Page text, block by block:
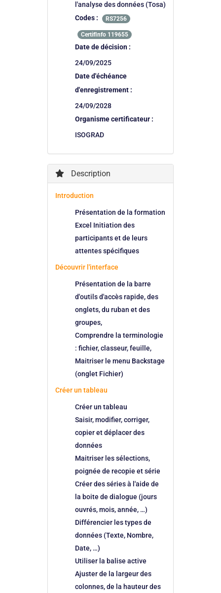
l'analyse des données (Tosa)
Codes :
RS7256
CertifInfo 119655
Date de décision :
24/09/2025
Date d'échéance
d'enregistrement :
24/09/2028
Organisme certificateur :
ISOGRAD
Description
Introduction
Présentation de la formation
Excel Initiation des
participants et de leurs
attentes spécifiques
Découvrir l'interface
Présentation de la barre
d'outils d'accès rapide, des
onglets, du ruban et des
groupes,
Comprendre la terminologie
: fichier, classeur, feuille,
Maitriser le menu Backstage
(onglet Fichier)
Créer un tableau
Créer un tableau
Saisir, modifier, corriger,
copier et déplacer des
données
Maitriser les sélections,
poignée de recopie et série
Créer des séries à l'aide de
la boite de dialogue (jours
ouvrés, mois, année, …)
Différencier les types de
données (Texte, Nombre,
Date, …)
Utiliser la balise active
Ajuster de la largeur des
colonnes, de la hauteur des